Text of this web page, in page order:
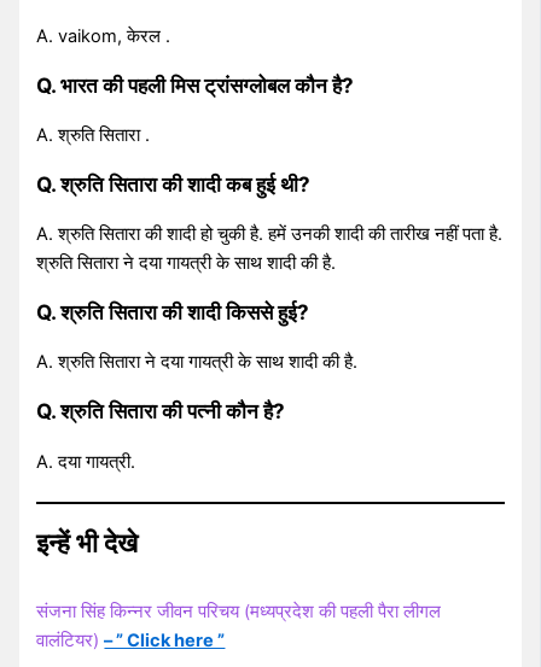
A. vaikom, केरल .
Q. भारत की पहली मिस ट्रांसग्लोबल कौन है?
A. श्रुति सितारा .
Q. श्रुति सितारा की शादी कब हुई थी?
A. श्रुति सितारा की शादी हो चुकी है. हमें उनकी शादी की तारीख नहीं पता है.
श्रुति सितारा ने दया गायत्री के साथ शादी की है.
Q. श्रुति सितारा की शादी किससे हुई?
A. श्रुति सितारा ने दया गायत्री के साथ शादी की है.
Q. श्रुति सितारा की पत्नी कौन है?
A. दया गायत्री.
इन्हें भी देखे
संजना सिंह किन्नर जीवन परिचय (मध्यप्रदेश की पहली पैरा लीगल
वालंटियर)– ” Click here ”